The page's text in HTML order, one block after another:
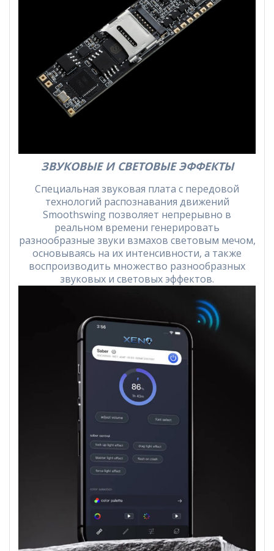
ЗВУКОВЫЕ И СВЕТОВЫЕ ЭФФЕКТЫ
Специальная звуковая плата с передовой
технологий распознавания движений
Smoothswing позволяет непрерывно в
реальном времени генерировать
разнообразные звуки взмахов световым мечом,
основываясь на их интенсивности, а также
воспроизводить множество разнообразных
звуковых и световых эффектов.